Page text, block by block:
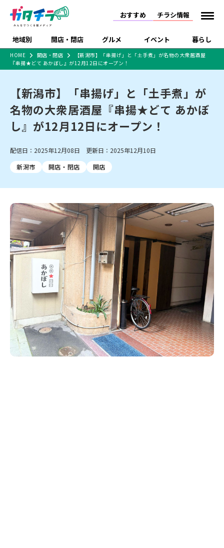
おすすめ チラシ情報
地域別 開店・閉店 グルメ イベント 暮らし
新潟市 下越
中越 上越
佐渡
新潟市中央区 新潟市東区 新潟市西区
新潟市北区
新潟市南区
新潟市江南区 新潟市秋葉区
新潟市西蒲区
村上・関川
新発田・聖籠
胎内・粟島
三条・加茂・田上
五泉・阿賀野・阿賀
燕・弥彦
長岡・見附
小千谷・十日町・津南
魚沼・南魚沼・湯沢
柏崎・刈羽・出雲崎
上越・妙高・糸魚川
開店 閉店
リニューアル・移転 休業 開店まとめ
新潟市・開店
新潟市・閉店
長岡市・開店
長岡市・閉店
上越市・開店
ラーメン・開店
ラーメン・閉店
ラーメン 現地レポート
和食 洋食
スイーツ
ご当地グルメ 食べ歩き テイクアウト
季節・期間限定
カフェ
居酒屋・バー 焼肉
パスタ
パン・ベーカリー
タレカツ・豚カツ
デカ盛り・大盛り
旨辛・激辛
定食・町定食 海鮮・鮨
そば・うどん
日本酒・新潟清酒
ワイン・クラフトビール
ケーキ・パフェ
ビアガーデン・暑気払い
忘新年会・歓送迎会
体験・販売 祭り・伝統行事
趣味・展示会 ライブ・コンサート
スポーツ
セミナー・講演会 子ども向け 花火大会
入場無料
住宅展示場
完成見学会 学生スポーツ アルビレックス
施設・ショップ
住宅メーカー・工務
店
食品メーカー・県産
習い事・塾 アパレル・雑貨
観光スポット
温泉・入浴 ホテル 旅館
水族館
リラクゼーション・整体
スキー場
リユース・買取
病院・クリニック
イオンモール
ラブラ万代・ラブラ2
ビルボードプレイスBP
新潟伊勢丹
ピア万代
リバーサイド千秋
パティオPATIO
特売セール インタビュー
特集・まとめ記事
セツコママ ランキング 新潟人
キャンペーン
開店まとめ
閉店まとめ 人気記事まとめ
食品スーパー・コンビ
ショッピングモール・
大型施設
ドラッグストア・ホーム
センター
ファッション 生活サービス
新車・中古車・カー用品
旅行・レジャー
家電・携帯電話
冠婚葬祭
習い事・塾 通販・EC イベント
求人
官公庁・自治体
新潟市 チラシ
長岡・見附 チラシ
上越・妙高・糸魚川 チラシ
注目 チラシ
週末セール
火曜セール
オープン・リニューアルセール
周年祭・感謝祭セール
年末・初売りセール
HOME 開店・閉店
【新潟市】「串揚げ」と「土手煮」が名物の大衆居酒屋
『串揚★どて あかぼし』が12月12日にオープン！
【新潟市】「串揚げ」と「土手煮」が
名物の大衆居酒屋『串揚★どて あかぼ
し』が12月12日にオープン！
配信日：2025年12月08日 更新日：2025年12月10日
新潟市
開店・閉店 開店